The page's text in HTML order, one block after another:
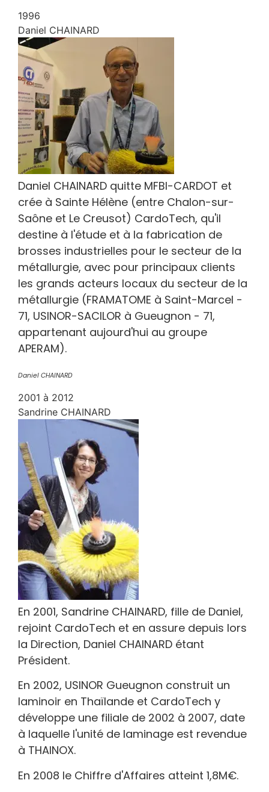
1996
Daniel CHAINARD
Daniel CHAINARD quitte MFBI-CARDOT et
crée à Sainte Hélène (entre Chalon-sur-
Saône et Le Creusot) CardoTech, qu'il
destine à l'étude et à la fabrication de
brosses industrielles pour le secteur de la
métallurgie, avec pour principaux clients
les grands acteurs locaux du secteur de la
métallurgie (FRAMATOME à Saint-Marcel -
71, USINOR-SACILOR à Gueugnon - 71,
appartenant aujourd'hui au groupe
APERAM).
Daniel CHAINARD
2001 à 2012
Sandrine CHAINARD
En 2001, Sandrine CHAINARD, fille de Daniel,
rejoint CardoTech et en assure depuis lors
la Direction, Daniel CHAINARD étant
Président.
En 2002, USINOR Gueugnon construit un
laminoir en Thaïlande et CardoTech y
développe une filiale de 2002 à 2007, date
à laquelle l'unité de laminage est revendue
à THAINOX.
En 2008 le Chiffre d'Affaires atteint 1,8M€.